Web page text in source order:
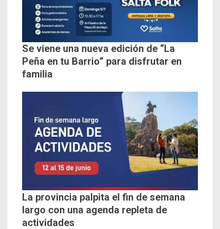
Se viene una nueva edición de “La
Peña en tu Barrio” para disfrutar en
familia
La provincia palpita el fin de semana
largo con una agenda repleta de
actividades